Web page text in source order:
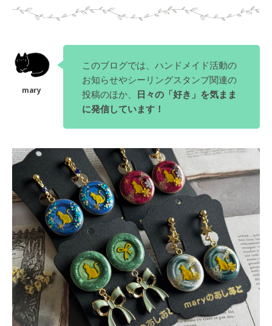
このブログでは、ハンドメイド活動の
お知らせやシーリングスタンプ関連の
投稿のほか、 日々の「好き」を気まま
に発信しています！